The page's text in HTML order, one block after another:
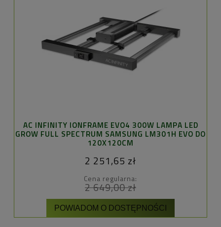
AC INFINITY IONFRAME EVO4 300W LAMPA LED
GROW FULL SPECTRUM SAMSUNG LM301H EVO DO
120X120CM
2 251,65 zł
Cena regularna:
2 649,00 zł
POWIADOM O DOSTĘPNOŚCI